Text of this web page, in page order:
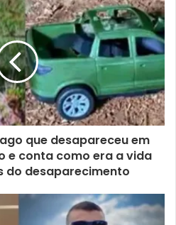
que desapareceu em
e conta como era a vida
do desaparecimento